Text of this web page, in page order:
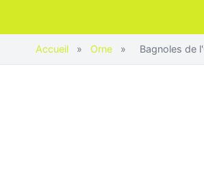
Accueil » Orne » Bagnoles de